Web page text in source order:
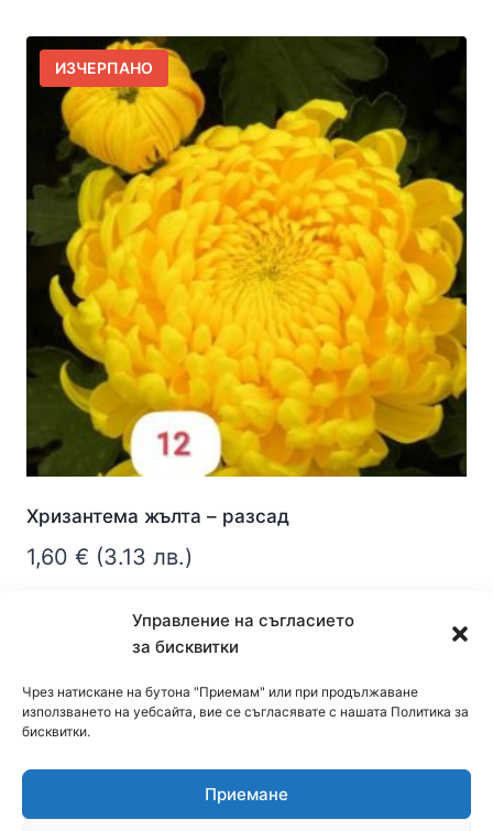
Управление на съгласието
за бисквитки
Чрез натискане на бутона "Приемам" или при продължаване
използването на уебсайта, вие се съгласявате с нашата Политика за
бисквитки.
Приемане
ИЗЧЕРПАНО
Хризантема жълта – разсад
1,60 € (3.13 лв.)
Още
© 2026 cvetendom.com